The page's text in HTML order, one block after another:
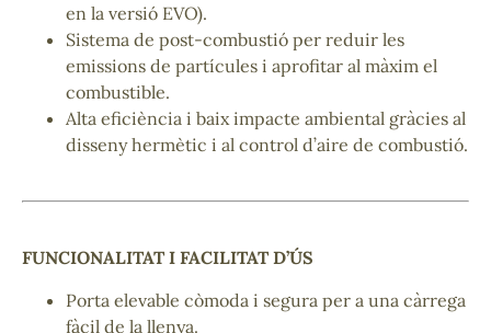
en la versió EVO).
Sistema de post-combustió per reduir les
emissions de partícules i aprofitar al màxim el
combustible.
Alta eficiència i baix impacte ambiental gràcies al
disseny hermètic i al control d’aire de combustió.
FUNCIONALITAT I FACILITAT D’ÚS
Porta elevable còmoda i segura per a una càrrega
fàcil de la llenya.